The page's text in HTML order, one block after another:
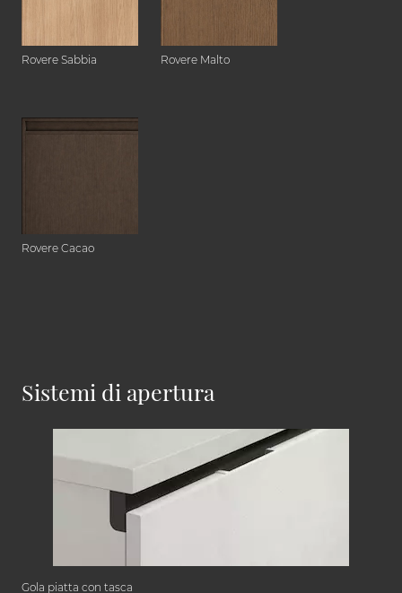
Rovere Sabbia Rovere Malto
Rovere Cacao
Sistemi di apertura
Gola piatta con tasca